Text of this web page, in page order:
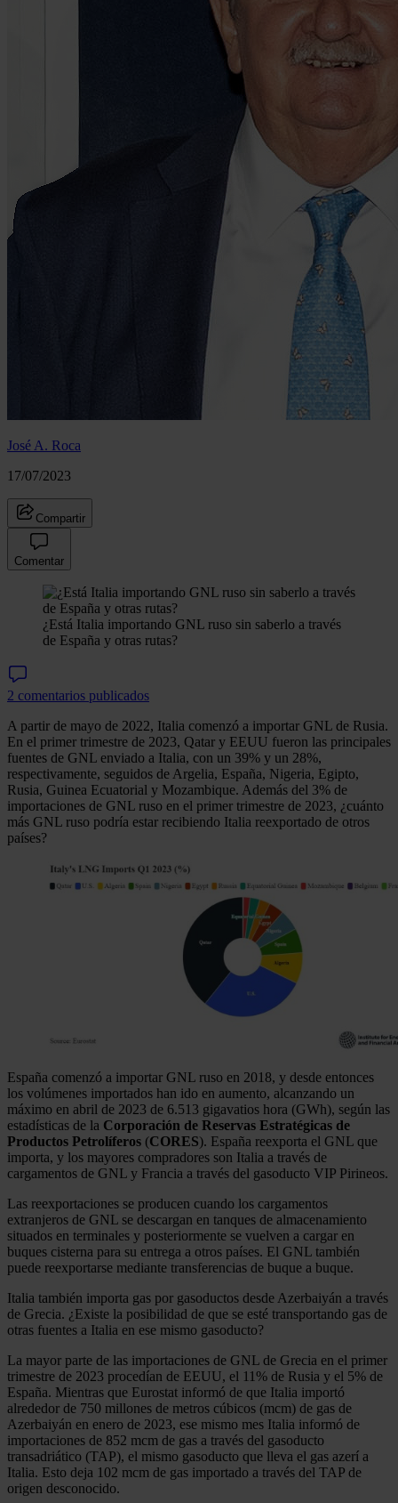
José A. Roca
17/07/2023
Compartir
Comentar
¿Está Italia importando GNL ruso sin saberlo a través
de España y otras rutas?
2 comentarios publicados
A partir de mayo de 2022, Italia comenzó a importar GNL de Rusia.
En el primer trimestre de 2023, Qatar y EEUU fueron las principales
fuentes de GNL enviado a Italia, con un 39% y un 28%,
respectivamente, seguidos de Argelia, España, Nigeria, Egipto,
Rusia, Guinea Ecuatorial y Mozambique. Además del 3% de
importaciones de GNL ruso en el primer trimestre de 2023, ¿cuánto
más GNL ruso podría estar recibiendo Italia reexportado de otros
países?
España comenzó a importar GNL ruso en 2018, y desde entonces
los volúmenes importados han ido en aumento, alcanzando un
máximo en abril de 2023 de 6.513 gigavatios hora (GWh), según las
estadísticas de la Corporación de Reservas Estratégicas de
Productos Petrolíferos (CORES). España reexporta el GNL que
importa, y los mayores compradores son Italia a través de
cargamentos de GNL y Francia a través del gasoducto VIP Pirineos.
Las reexportaciones se producen cuando los cargamentos
extranjeros de GNL se descargan en tanques de almacenamiento
situados en terminales y posteriormente se vuelven a cargar en
buques cisterna para su entrega a otros países. El GNL también
puede reexportarse mediante transferencias de buque a buque.
Italia también importa gas por gasoductos desde Azerbaiyán a través
de Grecia. ¿Existe la posibilidad de que se esté transportando gas de
otras fuentes a Italia en ese mismo gasoducto?
La mayor parte de las importaciones de GNL de Grecia en el primer
trimestre de 2023 procedían de EEUU, el 11% de Rusia y el 5% de
España. Mientras que Eurostat informó de que Italia importó
alrededor de 750 millones de metros cúbicos (mcm) de gas de
Azerbaiyán en enero de 2023, ese mismo mes Italia informó de
importaciones de 852 mcm de gas a través del gasoducto
transadriático (TAP), el mismo gasoducto que lleva el gas azerí a
Italia. Esto deja 102 mcm de gas importado a través del TAP de
origen desconocido.